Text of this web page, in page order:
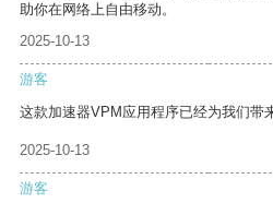
助你在网络上自由移动。
2025-10-13
游客
这款加速器VPM应用程序已经为我们带
2025-10-13
游客